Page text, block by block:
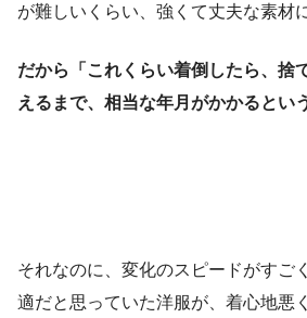
が難しいくらい、強くて丈夫な素材
だから「これくらい着倒したら、捨
えるまで、相当な年月がかかるとい
それなのに、変化のスピードがすご
適だと思っていた洋服が、着心地悪